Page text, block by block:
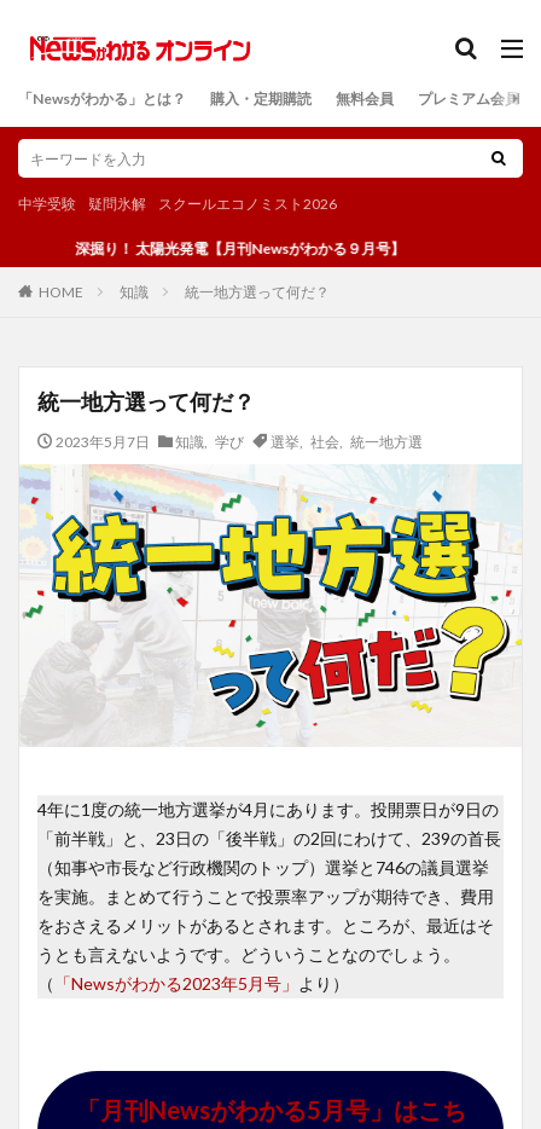
「Newsがわかる」とは？ 購入・定期購読 無料会員 プレミアム会員
中学受験 疑問氷解 スクールエコノミスト2026
深掘り！ 太陽光発電【月刊Newsがわかる９月号】
HOME 知識 統一地方選って何だ？
統一地方選って何だ？
2023年5月7日 知識 学び 選挙 社会, 統一地方選
4年に1度の統一地方選挙が4月にあります。投開票日が9日の
「前半戦」と、23日の「後半戦」の2回にわけて、239の首長
（知事や市長など行政機関のトップ）選挙と746の議員選挙
を実施。まとめて行うことで投票率アップが期待でき、費用
をおさえるメリットがあるとされます。ところが、最近はそ
うとも言えないようです。どういうことなのでしょう。
（ 「Newsがわかる2023年5月号」 より）
「月刊Newsがわかる5月号」はこち
検索